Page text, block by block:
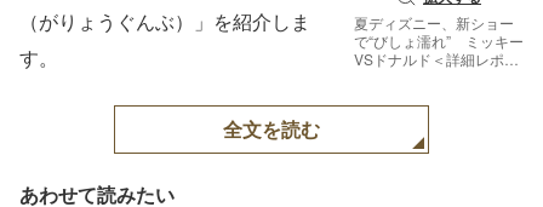
夏ディズニー、新ショー
で“びしょ濡れ” ミッキー
VSドナルド＜詳細レポ／
（がりょうぐんぶ）」を紹介しま
す。
全文を読む
あわせて読みたい